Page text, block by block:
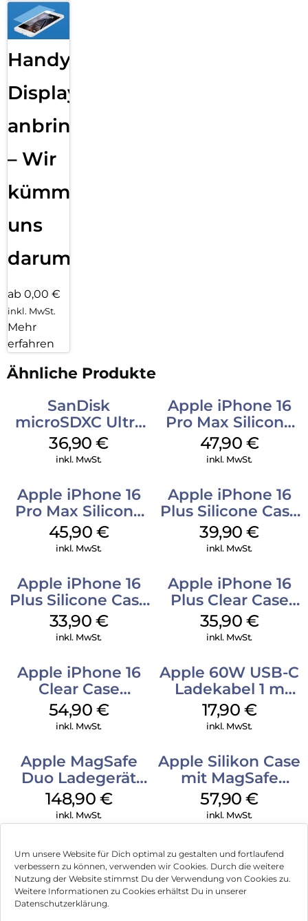
Um unsere Website für Dich optimal zu gestalten und fortlaufend
verbessern zu können, verwenden wir Cookies. Durch die weitere
Nutzung der Website stimmst Du der Verwendung von Cookies zu.
Weitere Informationen zu Cookies erhältst Du in unserer
Datenschutzerklärung.
Handy
Displayfolie
anbringen
– Wir
kümmern
uns
darum!
ab 0,00 €
inkl. MwSt.
Mehr
erfahren
Ähnliche Produkte
SanDisk
microSDXC Ultra
128 GB + Adapter
Mobile
36,90€
inkl. MwSt.
Apple iPhone 16
Pro Max Silicone
Case MagSafe
Black
47,90 €
inkl. MwSt.
Apple iPhone 16
Pro Max Silicone
Case MagSafe
Ultramarine
45,90 €
inkl. MwSt.
Apple iPhone 16
Plus Silicone Case
MagSafe Plum
39,90€
inkl. MwSt.
Apple iPhone 16
Plus Silicone Case
MagSafe Lake
Green
33,90 €
inkl. MwSt.
Apple iPhone 16
Plus Clear Case
MagSafe
Transparent
35,90 €
inkl. MwSt.
Apple iPhone 16
Clear Case
MagSafe
Transparent
54,90 €
inkl. MwSt.
Apple 60W USB-C
Ladekabel 1 m
Weiß
17,90 €
inkl. MwSt.
Apple MagSafe
Duo Ladegerät
Weiß
148,90 €
inkl. MwSt.
Apple Silikon Case
mit MagSafe
iPhone 14 Pro
(PRODUCT)RED
57,90€
inkl. MwSt.
Impressum